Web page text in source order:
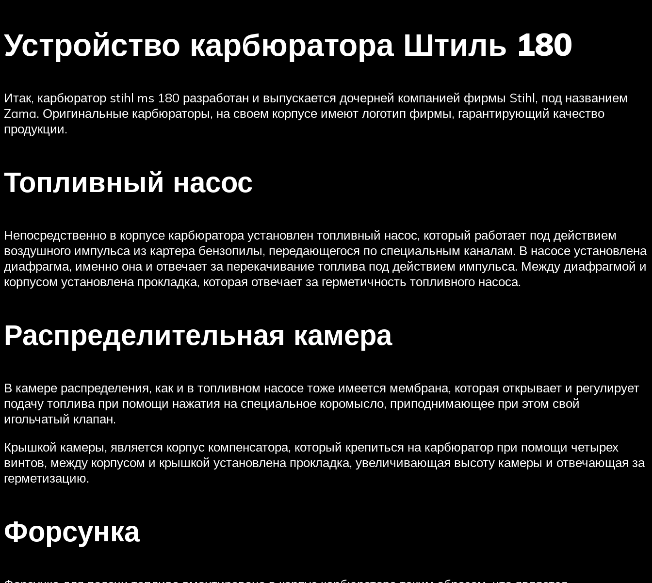
Устройство карбюратора Штиль 180
Итак, карбюратор stihl ms 180 разработан и выпускается дочерней компанией фирмы Stihl, под названием
Zama. Оригинальные карбюраторы, на своем корпусе имеют логотип фирмы, гарантирующий качество
продукции.
Топливный насос
Непосредственно в корпусе карбюратора установлен топливный насос, который работает под действием
воздушного импульса из картера бензопилы, передающегося по специальным каналам. В насосе установлена
диафрагма, именно она и отвечает за перекачивание топлива под действием импульса. Между диафрагмой и
корпусом установлена прокладка, которая отвечает за герметичность топливного насоса.
Распределительная камера
В камере распределения, как и в топливном насосе тоже имеется мембрана, которая открывает и регулирует
подачу топлива при помощи нажатия на специальное коромысло, приподнимающее при этом свой
игольчатый клапан.
Крышкой камеры, является корпус компенсатора, который крепиться на карбюратор при помощи четырех
винтов, между корпусом и крышкой установлена прокладка, увеличивающая высоту камеры и отвечающая за
герметизацию.
Форсунка